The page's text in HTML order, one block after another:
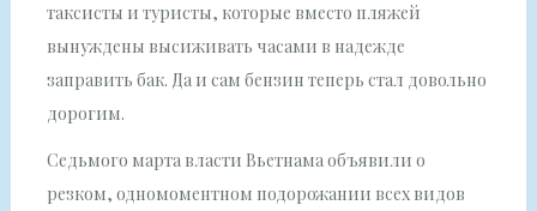
таксисты и туристы, которые вместо пляжей
вынуждены высиживать часами в надежде
заправить бак. Да и сам бензин теперь стал довольно
дорогим.
Седьмого марта власти Вьетнама объявили о
резком, одномоментном подорожании всех видов